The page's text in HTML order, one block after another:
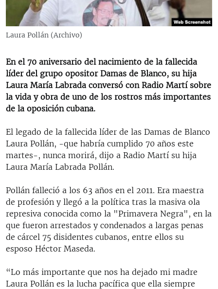
RADIO MARTÍ
ESPECIALES
LA REALIDAD DE LA VIVIENDA EN CUBA
SER VIEJO EN CUBA
KENTU-CUBANO
LOS SANTOS DE HIALEAH
DESINFORMACIÓN RUSA EN AMÉRICA LATINA
LA INVASIÓN DE RUSIA A UCRANIA
EDITORIALES
SÍGUENOS
Laura Pollán (Archivo)
En el 70 aniversario del nacimiento de la fallecida
líder del grupo opositor Damas de Blanco, su hija
Laura María Labrada conversó con Radio Martí sobre
la vida y obra de uno de los rostros más importantes
de la oposición cubana.
El legado de la fallecida líder de las Damas de Blanco
Laura Pollán, -que habría cumplido 70 años este
martes-, nunca morirá, dijo a Radio Martí su hija
Laura María Labrada Pollán.
Pollán falleció a los 63 años en el 2011. Era maestra
de profesión y llegó a la política tras la masiva ola
represiva conocida como la "Primavera Negra", en la
que fueron arrestados y condenados a largas penas
de cárcel 75 disidentes cubanos, entre ellos su
esposo Héctor Maseda.
“Lo más importante que nos ha dejado mi madre
Laura Pollán es la lucha pacífica que ella siempre